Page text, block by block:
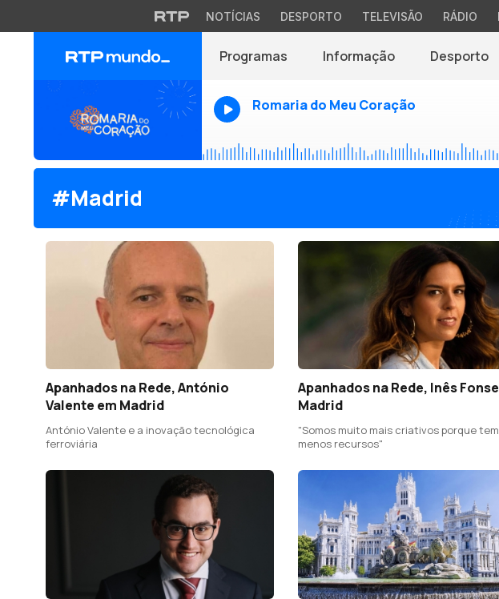
NOTÍCIAS DESPORTO TELEVISÃO RÁDIO
Programas Informação Desporto
Romaria do Meu Coração
#Madrid
Apanhados na Rede, António
Valente em Madrid
António Valente e a inovação tecnológica
ferroviária
Apanhados na Rede, Inês
Madrid
"Somos muito mais criativos porque
menos recursos"